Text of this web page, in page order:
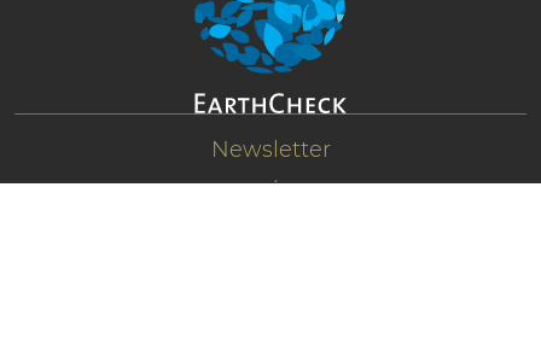
Newsletter
RESTEZ CONNECTÉ ET RECEVEZ LES